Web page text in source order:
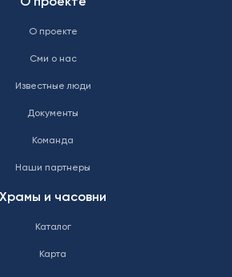
О проекте
Сми о нас
Известные люди
Документы
Команда
Наши партнеры
Храмы и часовни
Каталог
Карта